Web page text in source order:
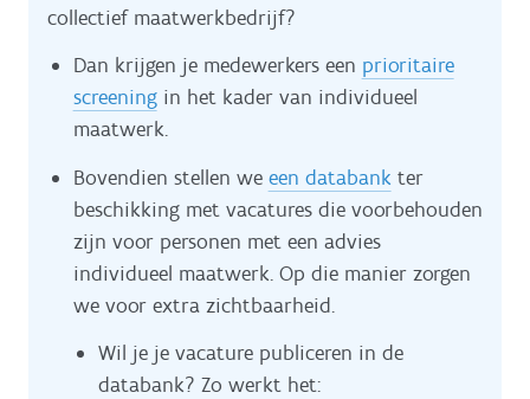
collectief maatwerkbedrijf?
Dan krijgen je medewerkers een prioritaire
screeningin het kader van individueel
maatwerk.
Bovendien stellen we een databank ter
beschikking met vacatures die voorbehouden
zijn voor personen met een advies
individueel maatwerk. Op die manier zorgen
we voor extra zichtbaarheid.
Wil je je vacature publiceren in de
databank? Zo werkt het: